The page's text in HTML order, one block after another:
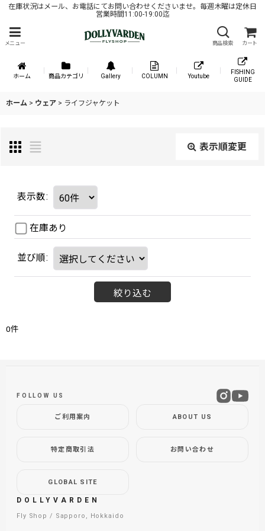
在庫状況はメール、お電話にてお問い合わせくださいませ。毎週木曜は定休日
営業時間11:00-19:00迄
メニュー 商品検索 カート
ホーム 商品カテゴリ Gallery COLUMN Youtube
FISHING
GUIDE
ホーム > ウェア > ライフジャケット
表示順変更
表示数:
在庫あり
並び順:
絞り込む
0件
DOLLYVARDEN
Fly Shop / Sapporo, Hokkaido
ご利用案内 ABOUT US
特定商取引法 お問い合わせ
GLOBAL SITE
FOLLOW US